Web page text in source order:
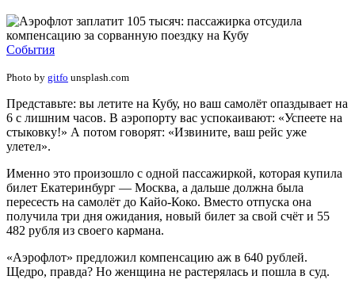
События
Photo by gitfo unsplash.com
Представьте: вы летите на Кубу, но ваш самолёт опаздывает на
6 с лишним часов. В аэропорту вас успокаивают: «Успеете на
стыковку!» А потом говорят: «Извините, ваш рейс уже
улетел».
Именно это произошло с одной пассажиркой, которая купила
билет Екатеринбург — Москва, а дальше должна была
пересесть на самолёт до Кайо-Коко. Вместо отпуска она
получила три дня ожидания, новый билет за свой счёт и 55
482 рубля из своего кармана.
«Аэрофлот» предложил компенсацию аж в 640 рублей.
Щедро, правда? Но женщина не растерялась и пошла в суд.